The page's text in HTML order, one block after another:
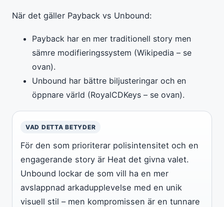
När det gäller Payback vs Unbound:
Payback har en mer traditionell story men
sämre modifieringssystem (Wikipedia – se
ovan).
Unbound har bättre biljusteringar och en
öppnare värld (RoyalCDKeys – se ovan).
VAD DETTA BETYDER
För den som prioriterar polisintensitet och en
engagerande story är Heat det givna valet.
Unbound lockar de som vill ha en mer
avslappnad arkadupplevelse med en unik
visuell stil – men kompromissen är en tunnare